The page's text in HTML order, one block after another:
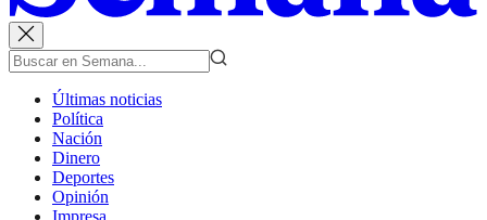
Últimas noticias
Política
Nación
Dinero
Deportes
Opinión
Impresa